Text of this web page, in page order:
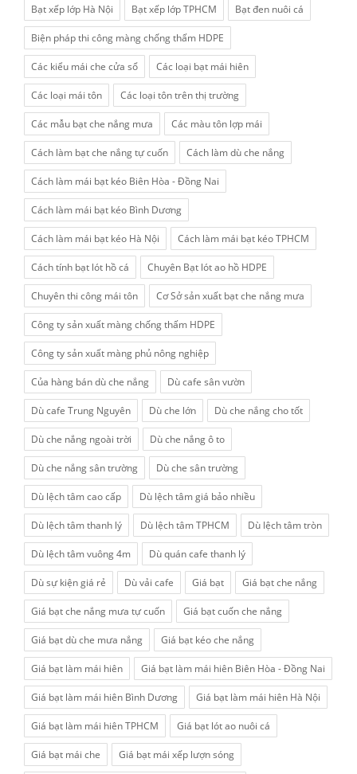
Bạt xếp lớp Hà Nội Bạt xếp lớp TPHCM Bạt đen nuôi cá
Biện pháp thi công màng chống thấm HDPE
Các kiểu mái che cửa sổ Các loại bạt mái hiên
Các loại mái tôn Các loại tôn trên thị trường
Các mẫu bạt che nắng mưa Các màu tôn lợp mái
Cách làm bạt che nắng tự cuốn Cách làm dù che nắng
Cách làm mái bạt kéo Biên Hòa - Đồng Nai
Cách làm mái bạt kéo Bình Dương
Cách làm mái bạt kéo Hà Nội Cách làm mái bạt kéo TPHCM
Cách tính bạt lót hồ cá Chuyên Bạt lót ao hồ HDPE
Chuyên thi công mái tôn Cơ Sở sản xuất bạt che nắng mưa
Công ty sản xuất màng chống thấm HDPE
Công ty sản xuất màng phủ nông nghiệp
Của hàng bán dù che nắng Dù cafe sân vườn
Dù cafe Trung Nguyên Dù che lớn Dù che nắng cho tốt
Dù che nắng ngoài trời Dù che nắng ô to
Dù che nắng sân trường Dù che sân trường
Dù lệch tâm cao cấp Dù lệch tâm giá bảo nhiều
Dù lệch tâm thanh lý Dù lệch tâm TPHCM Dù lệch tâm tròn
Dù lệch tâm vuông 4m Dù quán cafe thanh lý
Dù sự kiện giá rẻ Dù vải cafe Giá bạt Giá bạt che nắng
Giá bạt che nắng mưa tự cuốn Giá bạt cuốn che nắng
Giá bạt dù che mưa nắng Giá bạt kéo che nắng
Giá bạt làm mái hiên Giá bạt làm mái hiên Biên Hòa - Đồng Nai
Giá bạt làm mái hiên Bình Dương Giá bạt làm mái hiên Hà Nội
Giá bạt làm mái hiên TPHCM Giá bạt lót ao nuôi cá
Giá bạt mái che Giá bạt mái xếp lượn sóng